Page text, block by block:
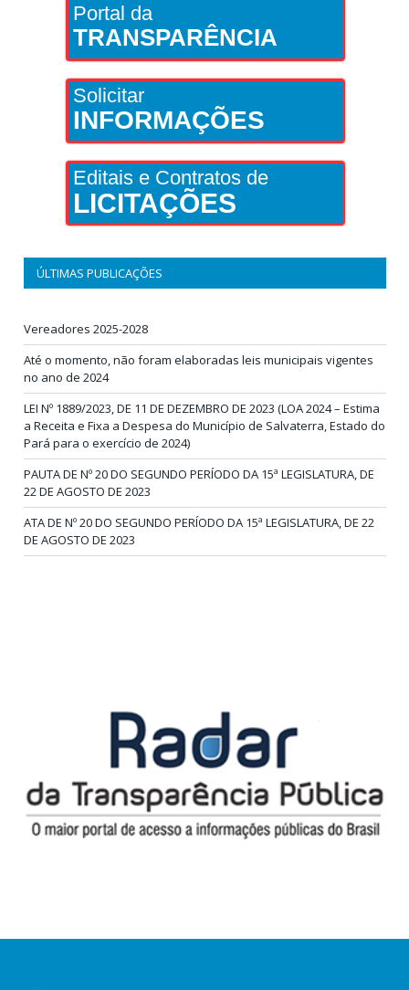
Portal da
TRANSPARÊNCIA
Solicitar
INFORMAÇÕES
Editais e Contratos de
LICITAÇÕES
ÚLTIMAS PUBLICAÇÕES
Vereadores 2025-2028
Até o momento, não foram elaboradas leis municipais vigentes
no ano de 2024
LEI Nº 1889/2023, DE 11 DE DEZEMBRO DE 2023 (LOA 2024 – Estima
a Receita e Fixa a Despesa do Município de Salvaterra, Estado do
Pará para o exercício de 2024)
PAUTA DE Nº 20 DO SEGUNDO PERÍODO DA 15ª LEGISLATURA, DE
22 DE AGOSTO DE 2023
ATA DE Nº 20 DO SEGUNDO PERÍODO DA 15ª LEGISLATURA, DE 22
DE AGOSTO DE 2023